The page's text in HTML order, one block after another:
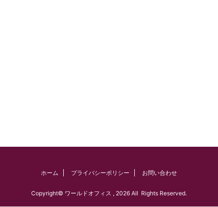
ホーム プライバシーポリシー お問い合わせ
Copyright© ワールドオフィス , 2026 All Rights Reserved.